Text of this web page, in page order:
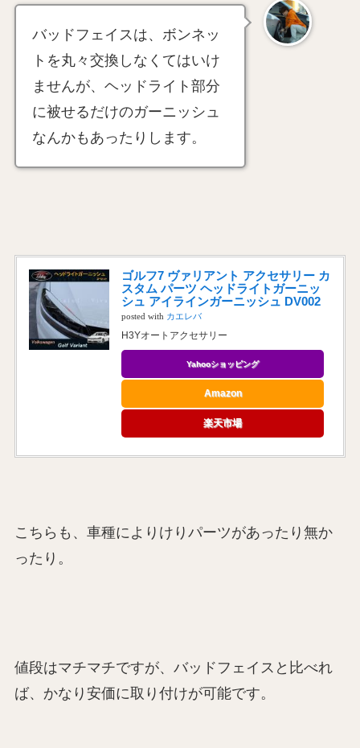
バッドフェイスは、ボンネッ
トを丸々交換しなくてはいけ
ませんが、ヘッドライト部分
に被せるだけのガーニッシュ
なんかもあったりします。
ゴルフ7 ヴァリアント アクセサリー カ
スタム パーツ ヘッドライトガーニッ
シュ アイラインガーニッシュ DV002
posted with カエレバ
H3Yオートアクセサリー
Yahooショッピング
Amazon
楽天市場
こちらも、車種によりけりパーツがあったり無か
ったり。
値段はマチマチですが、バッドフェイスと比べれ
ば、かなり安価に取り付けが可能です。